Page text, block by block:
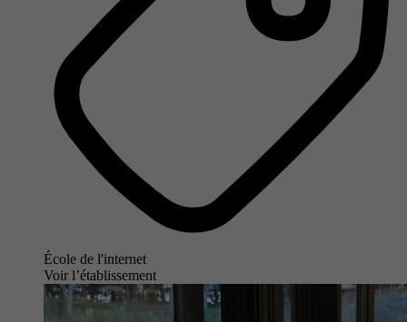
École de l'internet
Voir l’établissement